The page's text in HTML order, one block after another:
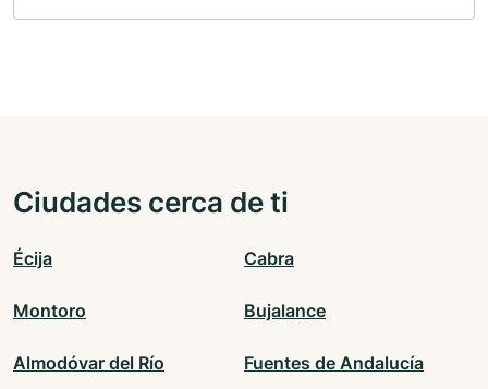
Ciudades cerca de ti
Écija Cabra
Montoro Bujalance
Almodóvar del Río Fuentes de Andalucía